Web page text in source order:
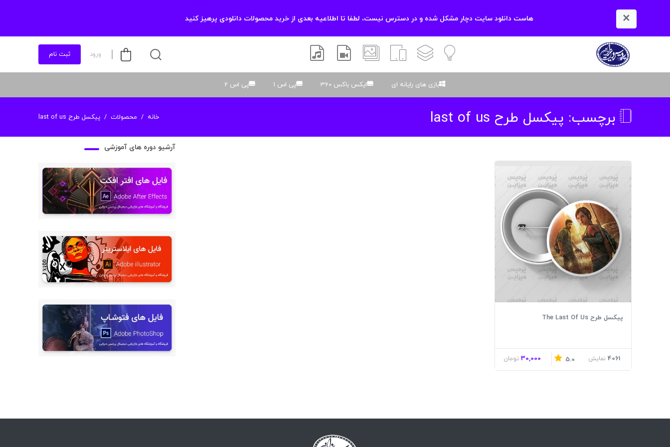
× هاست دانلود سایت دچار مشکل شده و در دسترس نیست، لطفا تا اطلاعیه بعدی از خرید محصولات دانلودی پرهیز کنید
آموزشیلایه باز اسکریپت والپیپر افتر افکتسموسیقی و صدا
ورود ثبت نام
بازی های رایانه ای ایکس باکس 360 پی اس 1 پی اس 2
برچسب: پیکسل طرح last of us خانه محصولات پیکسل طرح last of us
پیکسل طرح The Last Of Us
4061 نمایش 5.0
30,000 تومان
آرشیو دوره های آموزشی